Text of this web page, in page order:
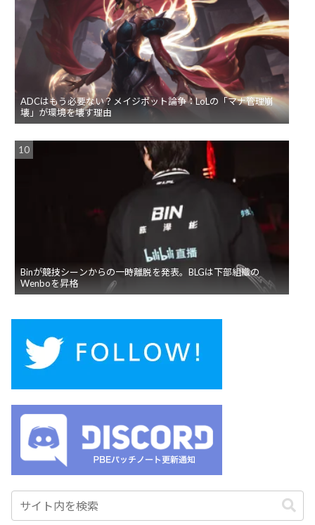
ADCはもう必要ない？メイジボット論争：LoLの「マナ管理崩
壊」が環境を壊す理由
Binが競技シーンからの一時離脱を発表。BLGは下部組織の
Wenboを昇格